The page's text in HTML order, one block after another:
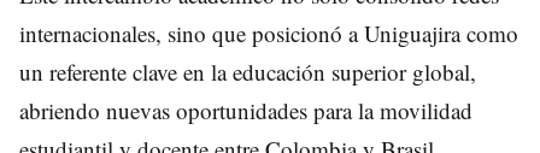
internacionales, sino que posicionó a Uniguajira como
un referente clave en la educación superior global,
abriendo nuevas oportunidades para la movilidad